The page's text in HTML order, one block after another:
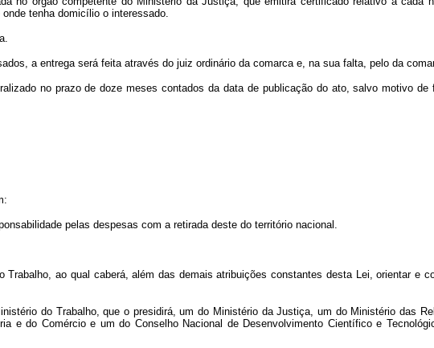
tenha domicílio o interessado.
a entrega será feita através do juiz ordinário da comarca e, na sua falta, pelo da
no prazo de doze meses contados da data de publicação do ato, salvo motivo de
pelas despesas com a retirada deste do território nacional.
ao qual caberá, além das demais atribuições constantes desta Lei, orientar e
do Trabalho, que o presidirá, um do Ministério da Justiça, um do Ministério das
e do Comércio e um do Conselho Nacional de Desenvolvimento Científico e